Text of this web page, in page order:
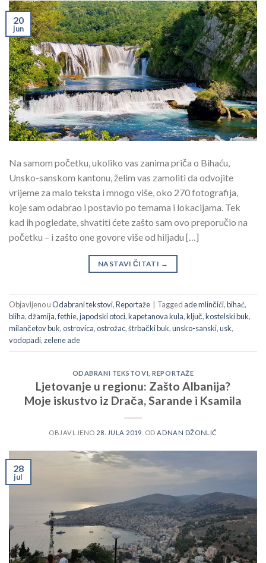
20
jun
Na samom početku, ukoliko vas zanima priča o Bihaću,
Unsko-sanskom kantonu, želim vas zamoliti da odvojite
vrijeme za malo teksta i mnogo više, oko 270 fotografija,
koje sam odabrao i postavio po temama i lokacijama. Tek
kad ih pogledate, shvatiti ćete zašto sam ovo preporučio na
početku – i zašto one govore više od hiljadu […]
NASTAVI ČITATI →
Objavljeno uOdabrani tekstovi,Reportaže Tagged ade mlinčići,bihać,
bliha,džamija,fethie,japodski otoci,kapetanova kula,ključ,kostelski buk,
milančetov buk,ostrovica,ostrožac,štrbački buk,unsko-sanski,usk,
vodopadi,zelene ade
ODABRANI TEKSTOVI ,REPORTAŽE
Ljetovanje u regionu: Zašto Albanija?
Moje iskustvo iz Drača, Sarande i Ksamila
OBJAVLJENO 28. JULA 2019. ODADNAN DŽONLIĆ
28
jul